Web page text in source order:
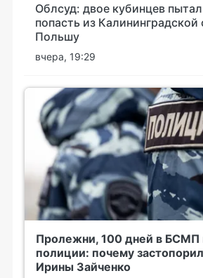
Облсуд: двое кубинцев
попасть из Калининградской
Польшу
вчера, 19:29
Пролежни, 100 дней в БСМП
полиции: почему
Ирины Зайченко